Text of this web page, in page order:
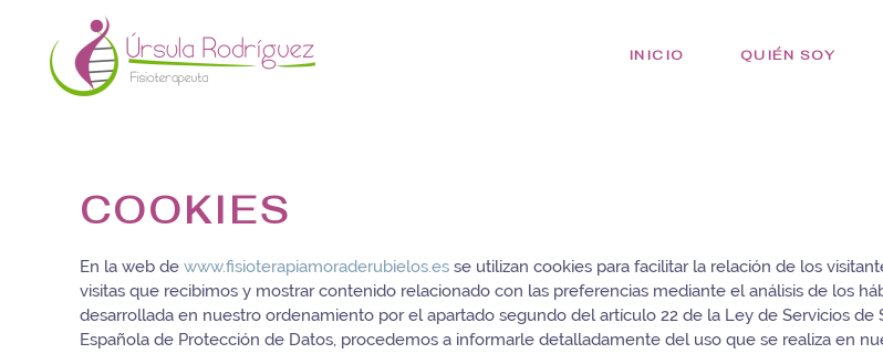
INICIO QUIÉN SOY
COOKIES
En la web de www.fisioterapiamoraderubielos.es se utilizan cookies para facilitar la relación de los
visitas que recibimos y mostrar contenido relacionado con las preferencias mediante el análisis de los
desarrollada en nuestro ordenamiento por el apartado segundo del artículo 22 de la Ley de Servicios
Española de Protección de Datos, procedemos a informarle detalladamente del uso que se realiza en